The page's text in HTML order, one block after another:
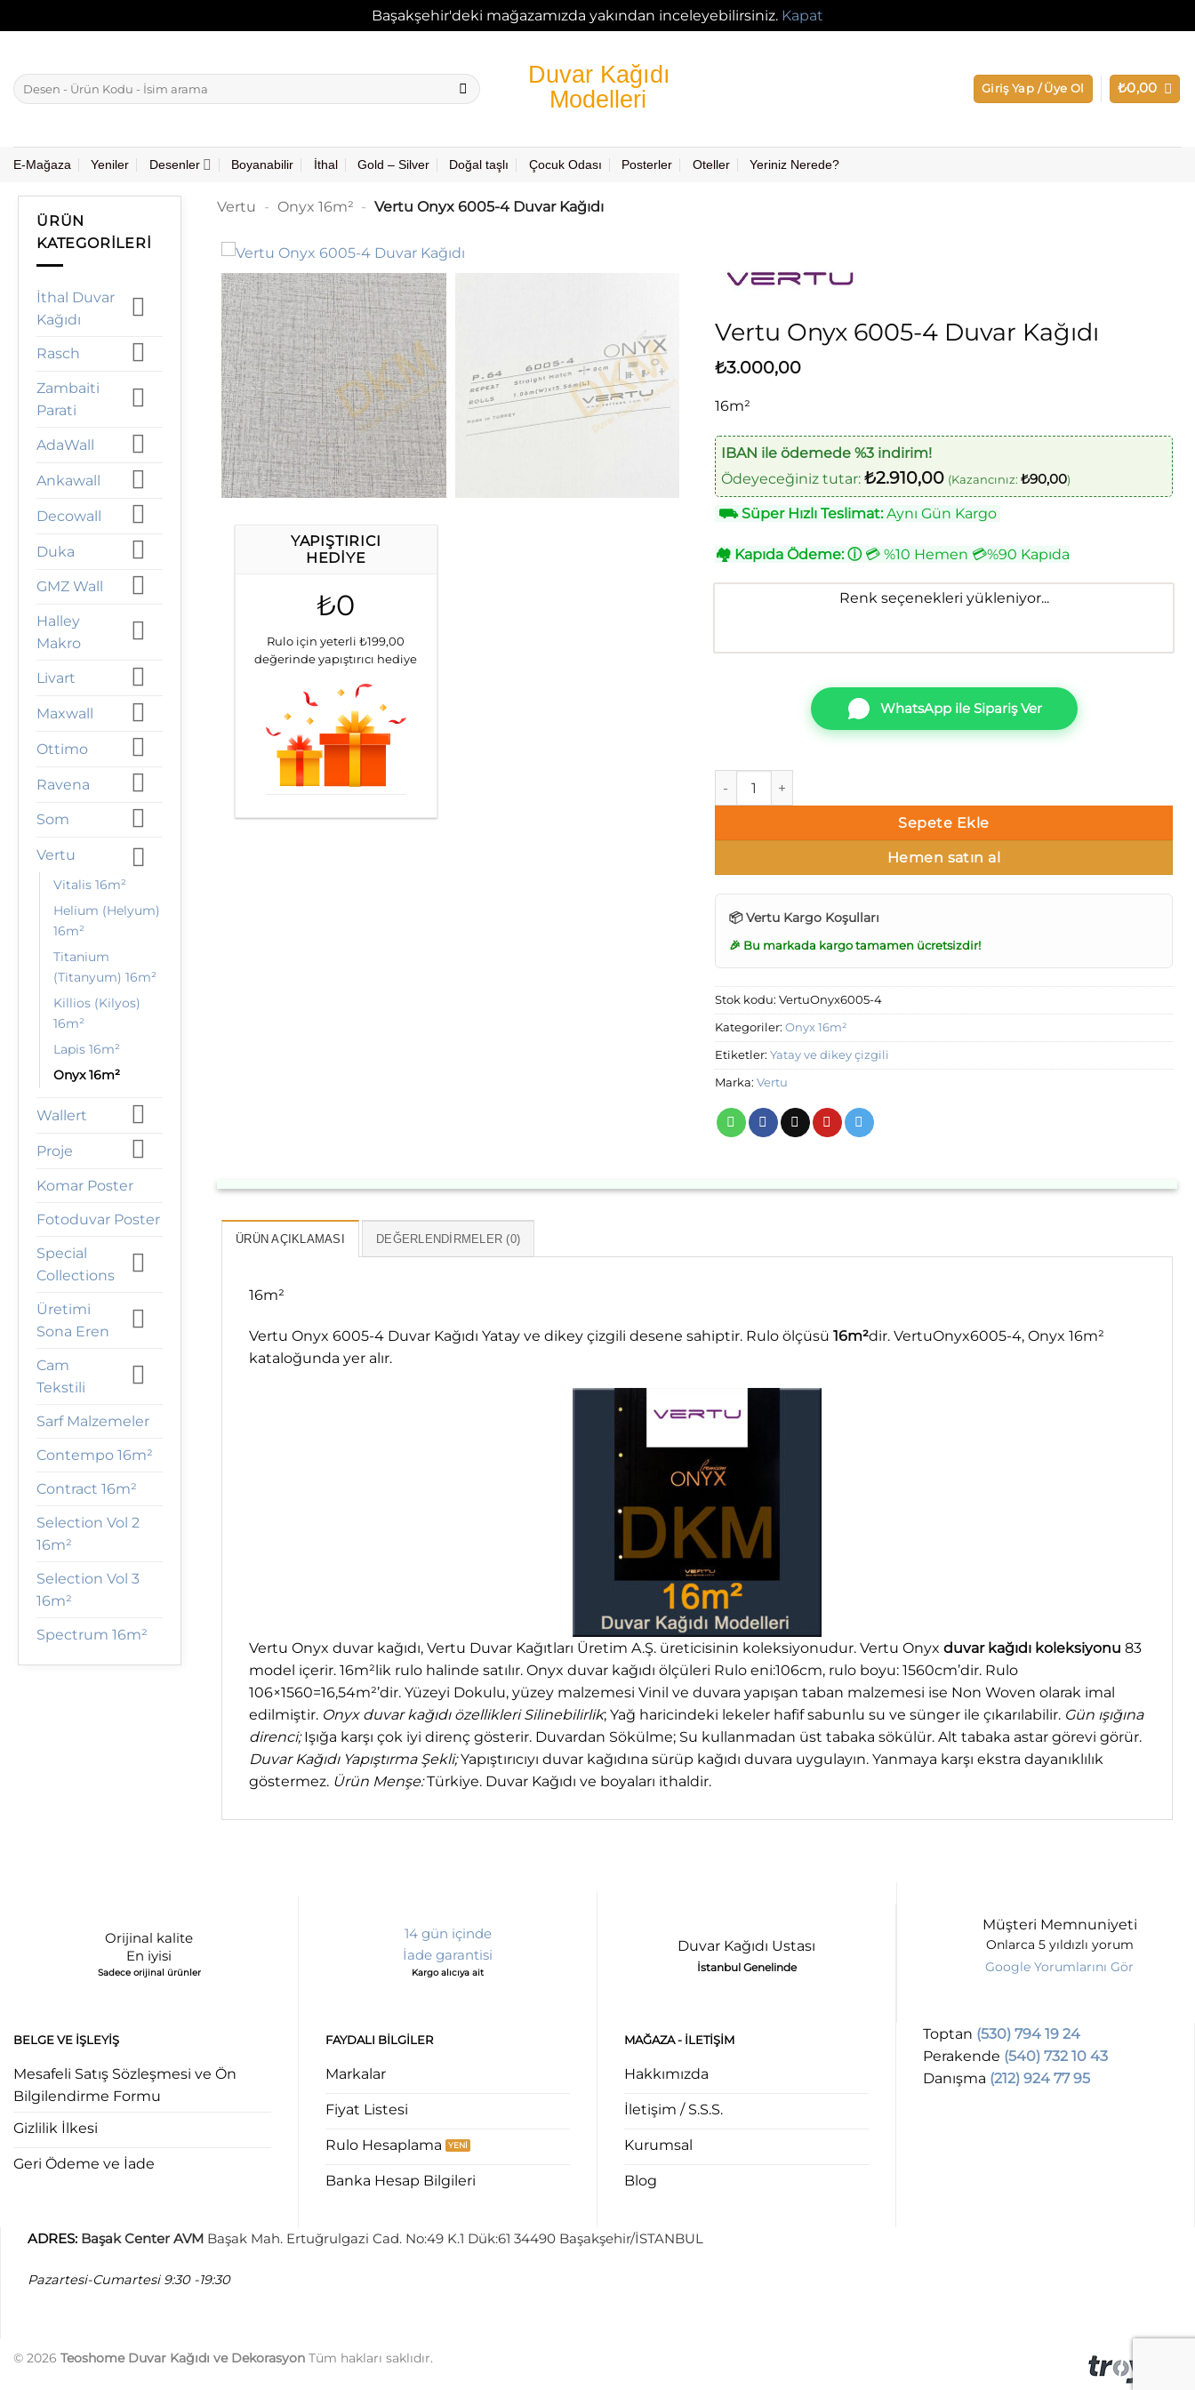
Başakşehir'deki mağazamızda yakından inceleyebilirsiniz. Kapat
Ara:
Giriş Yap / Üye Ol ₺0,00
E-Mağaza Yeniler Desenler Boyanabilir İthal Gold – Silver Doğal taşlı Çocuk Odası Posterler Oteller Yeriniz Nerede?
ÜRÜN
KATEGORILERI
İthal Duvar
Kağıdı
Rasch
Zambaiti
Parati
AdaWall
Ankawall
Decowall
Duka
GMZ Wall
Halley
Makro
Livart
Maxwall
Ottimo
Ravena
Som
Vertu
Vitalis 16m²
Helium (Helyum)
16m²
Titanium
(Titanyum) 16m²
Killios (Kilyos)
16m²
Lapis 16m²
Onyx 16m²
Wallert
Proje
Komar Poster
Fotoduvar Poster
Special
Collections
Üretimi
Sona Eren
Cam
Tekstili
Sarf Malzemeler
Contempo 16m²
Contract 16m²
Selection Vol 2
16m²
Selection Vol 3
16m²
Spectrum 16m²
Vertu - Onyx 16m² - Vertu Onyx 6005-4 Duvar Kağıdı
YAPIŞTIRICI
HEDIYE
₺0
Rulo için yeterli ₺199,00
değerinde yapıştırıcı hediye
Vertu Onyx 6005-4 Duvar Kağıdı
₺3.000,00
16m²
IBAN ile ödemede %3 indirim!
Ödeyeceğiniz tutar: ₺2.910,00 (Kazancınız: ₺90,00)
⛟Süper Hızlı Teslimat:Aynı Gün Kargo
🏘 Kapıda Ödeme: ⓘ💳 %10 Hemen 💳%90 Kapıda
Renk seçenekleri yükleniyor...
WhatsApp ile Sipariş Ver
Vertu Onyx 6005-4 Duvar Kağıdı adet
Sepete Ekle
Hemen satın al
📦 Vertu Kargo Koşulları
🎉 Bu markada kargo tamamen ücretsizdir!
Stok kodu: VertuOnyx6005-4
Kategoriler: Onyx 16m²
Etiketler: Yatay ve dikey çizgili
Marka: Vertu
ÜRÜN AÇIKLAMASI DEĞERLENDIRMELER (0)
16m²
Vertu Onyx 6005-4 Duvar Kağıdı Yatay ve dikey çizgili desene sahiptir. Rulo ölçüsü 16m²dir. VertuOnyx6005-4, Onyx 16m²
kataloğunda yer alır.
Vertu Onyx duvar kağıdı, Vertu Duvar Kağıtları Üretim A.Ş. üreticisinin koleksiyonudur. Vertu Onyx duvar kağıdı koleksiyonu 83
model içerir. 16m²lik rulo halinde satılır. Onyx duvar kağıdı ölçüleri Rulo eni:106cm, rulo boyu: 1560cm’dir. Rulo
106×1560=16,54m²’dir. Yüzeyi Dokulu, yüzey malzemesi Vinil ve duvara yapışan taban malzemesi ise Non Woven olarak imal
edilmiştir. Onyx duvar kağıdı özellikleri Silinebilirlik; Yağ haricindeki lekeler hafif sabunlu su ve sünger ile çıkarılabilir. Gün ışığına
direnci;Işığa karşı çok iyi direnç gösterir. Duvardan Sökülme; Su kullanmadan üst tabaka sökülür. Alt tabaka astar görevi görür.
Duvar Kağıdı Yapıştırma Şekli;Yapıştırıcıyı duvar kağıdına sürüp kağıdı duvara uygulayın. Yanmaya karşı ekstra dayanıklılık
göstermez. Ürün Menşe:Türkiye. Duvar Kağıdı ve boyaları ithaldir.
Orijinal kalite
En iyisi
Sadece orijinal ürünler
14 gün içinde
İade garantisi
Kargo alıcıya ait
Duvar Kağıdı Ustası
İstanbul Genelinde
Müşteri Memnuniyeti
Onlarca 5 yıldızlı yorum
Google Yorumlarını Gör
BELGE VE İŞLEYIŞ
Mesafeli Satış Sözleşmesi ve Ön
Bilgilendirme Formu
Gizlilik İlkesi
Geri Ödeme ve İade
FAYDALI BILGILER
Markalar
Fiyat Listesi
Rulo Hesaplama
Banka Hesap Bilgileri
MAĞAZA - ILETIŞIM
Hakkımızda
İletişim / S.S.S.
Kurumsal
Blog
Toptan (530) 794 19 24
Perakende (540) 732 10 43
Danışma (212) 924 77 95
ADRES: Başak Center AVM Başak Mah. Ertuğrulgazi Cad. No:49 K.1 Dük:61 34490 Başakşehir/İSTANBUL
Pazartesi-Cumartesi 9:30 -19:30
© 2026 Teoshome Duvar Kağıdı ve Dekorasyon Tüm hakları saklıdır.